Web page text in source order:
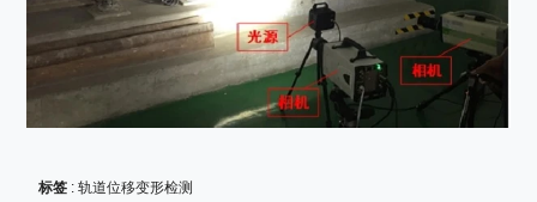
标签 :轨道位移变形检测